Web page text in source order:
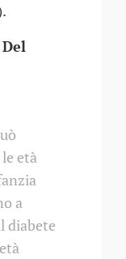
età
a
diabete